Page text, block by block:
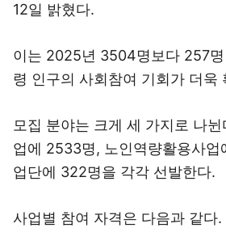
12일 밝혔다.
이는 2025년 3504명보다 257명
령 인구의 사회참여 기회가 더욱
모집 분야는 크게 세 가지로 나
업에 2533명, 노인역량활용사
업단에 322명을 각각 선발한다.
사업별 참여 자격은 다음과 같다